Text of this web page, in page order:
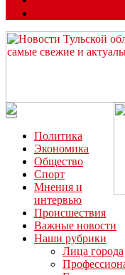
Читайте последние
“ЗаНовомосковск”
Политика
Экономика
Общество
Спорт
Мнения и
интервью
Происшествия
Важные новости
Наши рубрики
Лица города